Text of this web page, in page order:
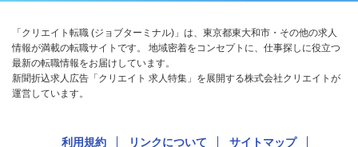
「クリエイト転職 (ジョブターミナル)」は、東京都東大和市・その他の求人
情報が満載の転職サイトです。 地域密着をコンセプトに、仕事探しに役立つ
最新の転職情報をお届けしています。
新聞折込求人広告「クリエイト 求人特集」を展開する株式会社クリエイトが
運営しています。
利用規約 リンクについて サイトマップ